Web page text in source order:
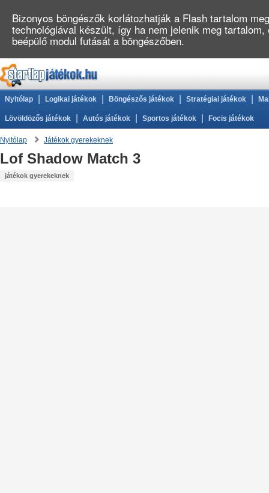
Nyitólap Logikai játékok Böngészős játékok Stratégiai játékok
Lövöldözős játékok Autós játékok Sportos játékok Focis játékok
Nyitólap Játékok gyerekeknek
Lof Shadow Match 3
játékok gyerekeknek
Bizonyos böngészők korlátozhatják a Flash tartalom
technológiával készült, így ha nem jelenik meg
beépülő modul futását a böngészőben.